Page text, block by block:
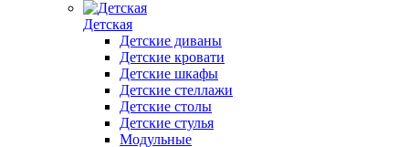
Детская
Детские диваны
Детские кровати
Детские шкафы
Детские стеллажи
Детские столы
Детские стулья
Модульные